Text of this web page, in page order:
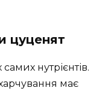
цуценят
нутрієнтів.
має